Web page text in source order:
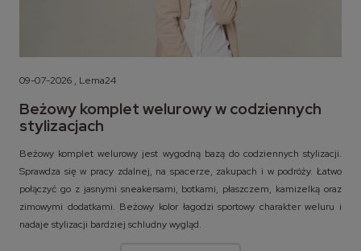
09-07-2026 , Lema24
Beżowy komplet welurowy w codziennych
stylizacjach
Beżowy komplet welurowy jest wygodną bazą do codziennych stylizacji.
Sprawdza się w pracy zdalnej, na spacerze, zakupach i w podróży. Łatwo
połączyć go z jasnymi sneakersami, botkami, płaszczem, kamizelką oraz
zimowymi dodatkami. Beżowy kolor łagodzi sportowy charakter weluru i
nadaje stylizacji bardziej schludny wygląd.